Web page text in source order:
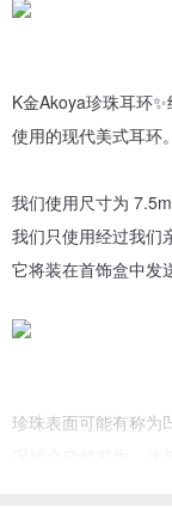
K金Akoya珍珠耳环
使用的现代美式耳环
我们使用尺寸为
我们只使用经过我们
它将装在首饰盒中发
珍珠表面可能有称为
况就会自然发生。